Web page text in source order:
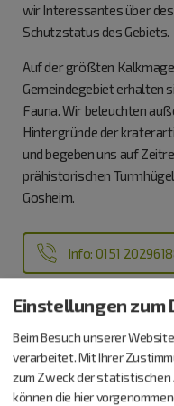
wir Interessantes über
Schutzstatus des Gebiets.
Auf der größten
Gemeindegebiet erhalten
Fauna. Wir beleuchten
Hintergründe der
und begeben uns auf
prähistorischen
Gosheim.
Info: 0151
in Kalender
Preis
Einstellungen zum
Beim Besuch unserer
verarbeitet. Mit Ihrer
zum Zweck der
können die hier